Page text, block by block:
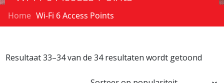
Home Wi-Fi 6 Access Points
Resultaat 33–34 van de 34 resultaten wordt getoond